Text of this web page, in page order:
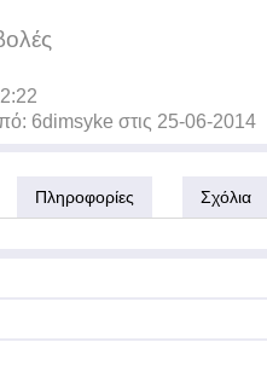
6dimsyke στις 25-06-2014
Πληροφορίες Σχόλια